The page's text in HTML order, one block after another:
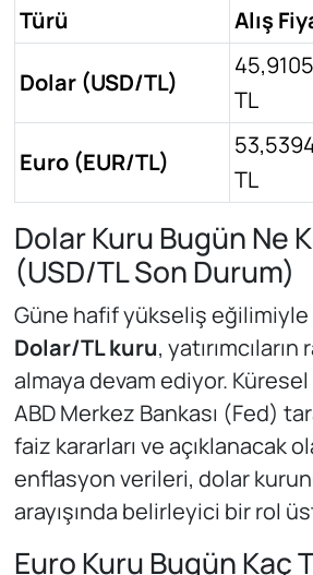
Türü
Alış
Dolar (USD/TL)
45,9105
TL
Euro (EUR/TL)
TL
Dolar Kuru Bugün Ne
(USD/TL Son Durum)
Güne hafif yükseliş eğilimiyle
Dolar/TL kuru,
almaya devam ediyor.
ABD Merkez Bankası (Fed)
faiz kararları ve açıklanacak
enflasyon verileri, dolar
arayışında belirleyici bir rol
Euro Kuru Bugün Kaç